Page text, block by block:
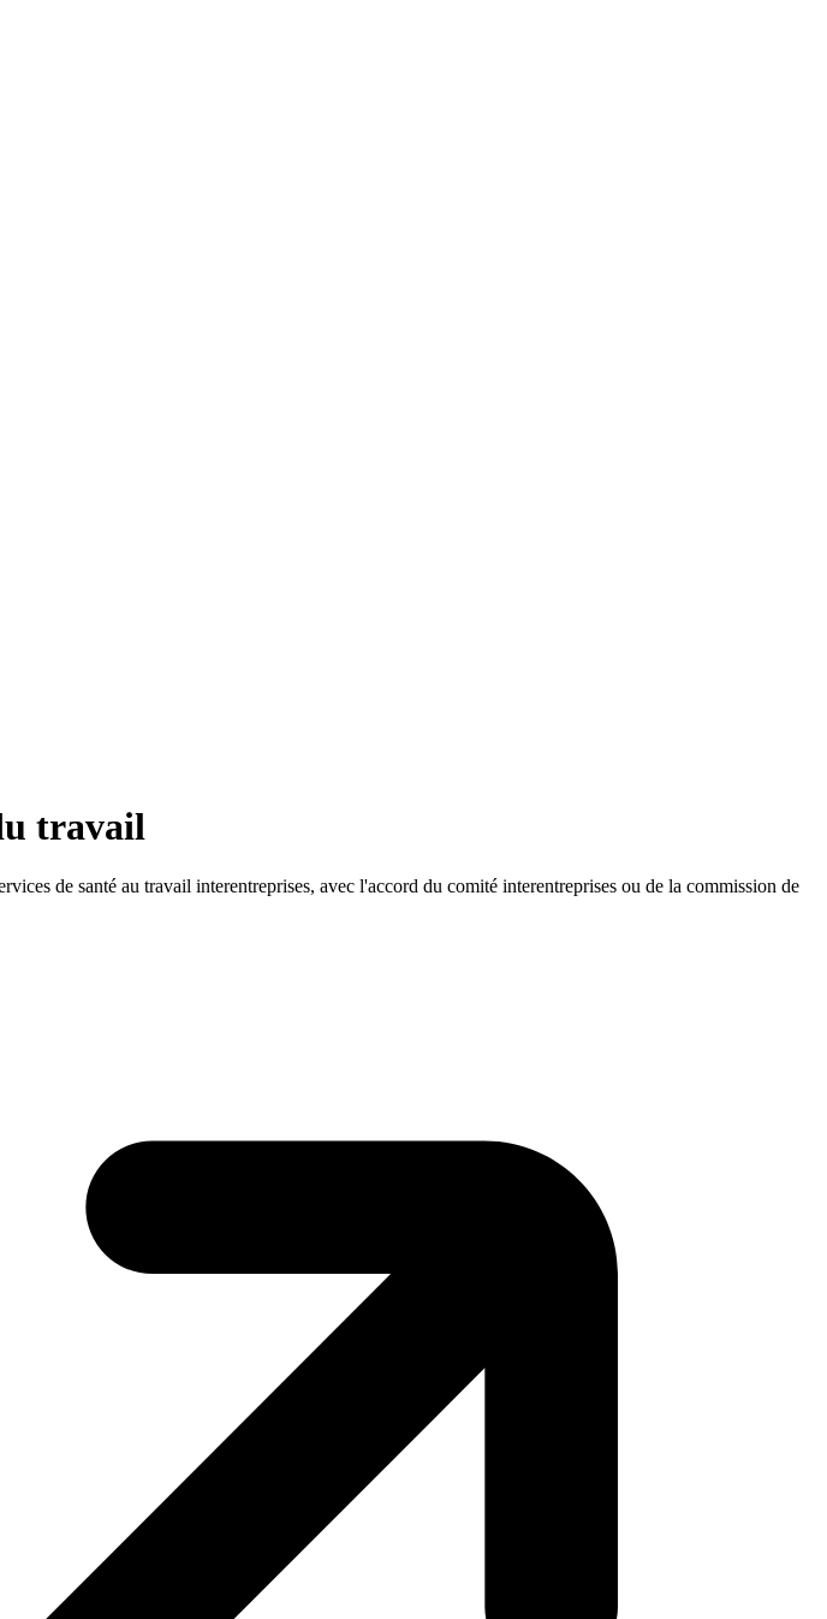
travail
de santé au travail interentreprises, avec l'accord du comité interentreprises ou de la commission de